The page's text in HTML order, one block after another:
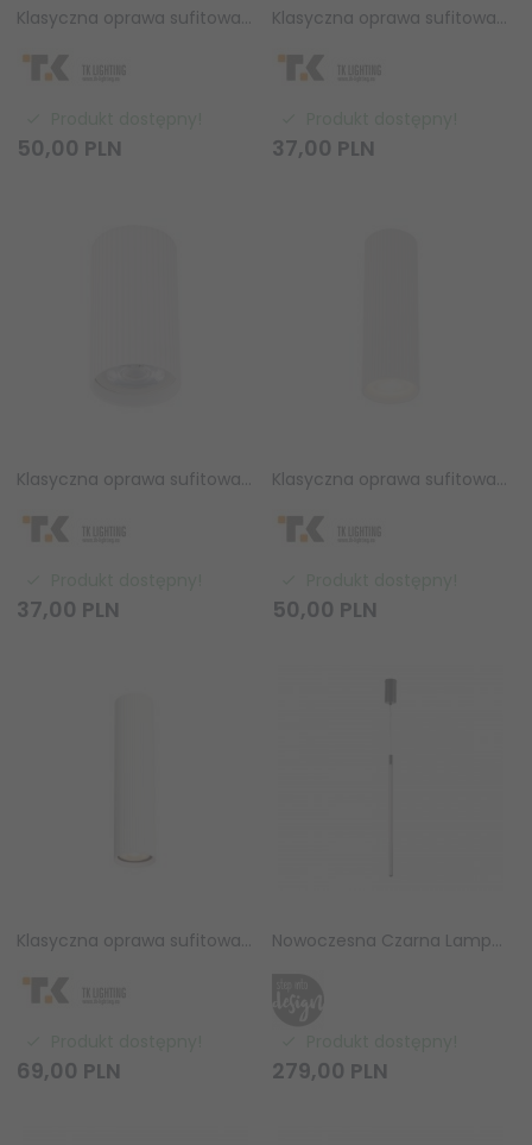
Klasyczna oprawa sufitowa czarna tuba wykończona ryflowaniem minimalistyczna uniwersalna 17cm TUNE 10024 TK-Lighting
50,00 PLN
Klasyczna oprawa sufitowa czarna tuba wykończona ryflowaniem minimalistyczna uniwersalna 10cm TUNE 10022 TK-Lighting
37,00 PLN
Klasyczna oprawa sufitowa biała tuba wykończona ryflowaniem minimalistyczna uniwersalna 10cm TUNE 10023 TK-Lighting
37,00 PLN
Klasyczna oprawa sufitowa biała tuba wykończona ryflowaniem minimalistyczna uniwersalna 17cm TUNE 10025 TK-Lighting
50,00 PLN
Klasyczna oprawa sufitowa biała tuba wykończona ryflowaniem minimalistyczna uniwersalna 24cm TUNE 10027 TK-Lighting
69,00 PLN
Nowoczesna Czarna Lampa Wisząca LED SPARO S ST-10669P-S black 60cm Step Into Design
279,00 PLN